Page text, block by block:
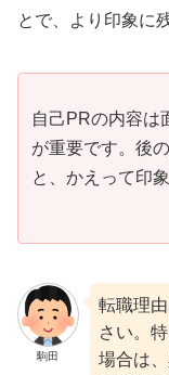
とで、より印象に
自己PRの内容は
が重要です。後
と、かえって印
駒田
転職理
さい。
場合は